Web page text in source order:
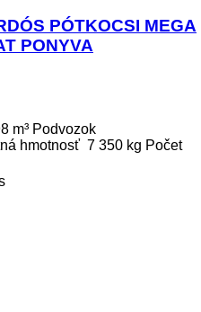
PÓTKOCSI MEGA
PONYVA
m³ Podvozok
hmotnosť 7 350 kg Počet